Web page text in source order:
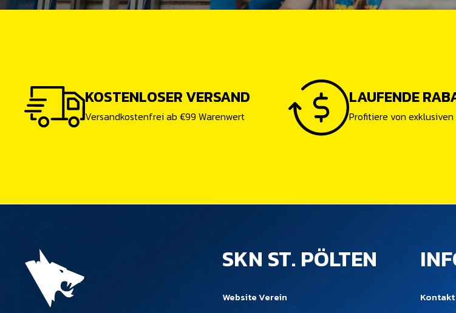
KOSTENLOSER VERSAND
Versandkostenfrei ab €99 Warenwert
LAUFENDE
Profitiere von
SKN ST. PÖLTEN
Website Verein
Kontakt